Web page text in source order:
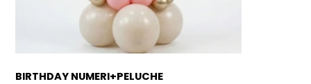
BIRTHDAY NUMERI+PELUCHE